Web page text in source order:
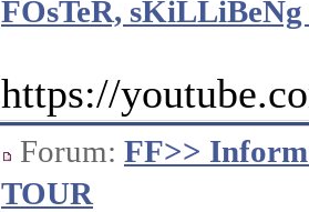
FOsTeR,
https://
Forum: FF>>
TOUR